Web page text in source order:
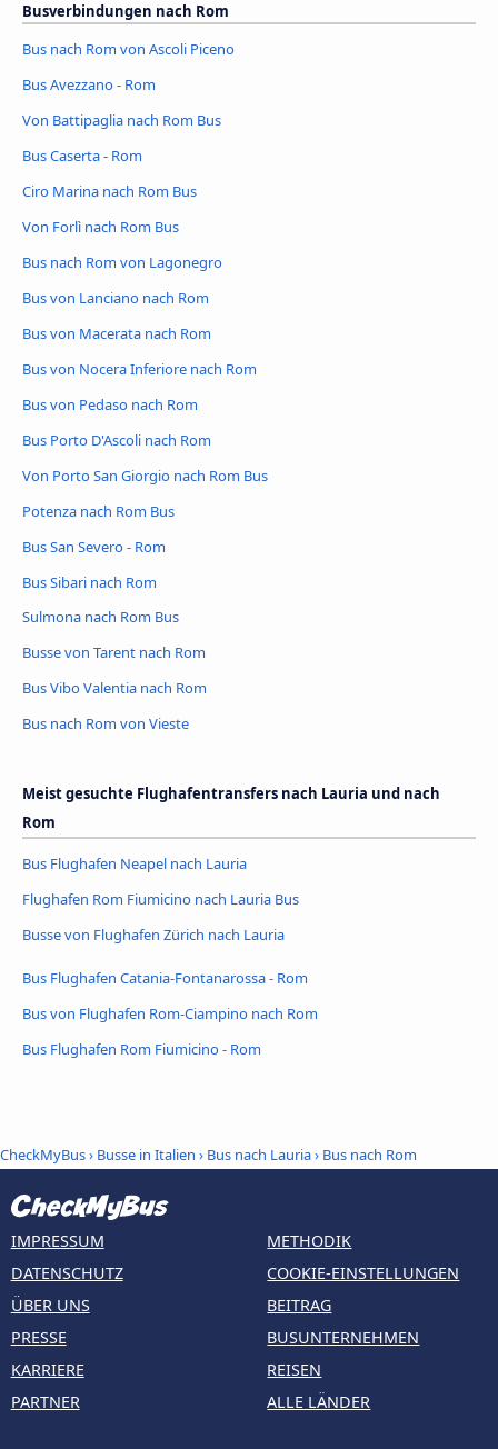
Busverbindungen nach Rom
Bus nach Rom von Ascoli Piceno
Bus Avezzano - Rom
Von Battipaglia nach Rom Bus
Bus Caserta - Rom
Ciro Marina nach Rom Bus
Von Forlì nach Rom Bus
Bus nach Rom von Lagonegro
Bus von Lanciano nach Rom
Bus von Macerata nach Rom
Bus von Nocera Inferiore nach Rom
Bus von Pedaso nach Rom
Bus Porto D'Ascoli nach Rom
Von Porto San Giorgio nach Rom Bus
Potenza nach Rom Bus
Bus San Severo - Rom
Bus Sibari nach Rom
Sulmona nach Rom Bus
Busse von Tarent nach Rom
Bus Vibo Valentia nach Rom
Bus nach Rom von Vieste
Meist gesuchte Flughafentransfers nach Lauria und nach
Rom
Bus Flughafen Neapel nach Lauria
Flughafen Rom Fiumicino nach Lauria Bus
Busse von Flughafen Zürich nach Lauria
Bus Flughafen Catania-Fontanarossa - Rom
Bus von Flughafen Rom-Ciampino nach Rom
Bus Flughafen Rom Fiumicino - Rom
CheckMyBus› Busse in Italien › Bus nach Lauria› Bus nach Rom
IMPRESSUM
DATENSCHUTZ
ÜBER UNS
PRESSE
KARRIERE
PARTNER
METHODIK
COOKIE-EINSTELLUNGEN
BEITRAG
BUSUNTERNEHMEN
REISEN
ALLE LÄNDER